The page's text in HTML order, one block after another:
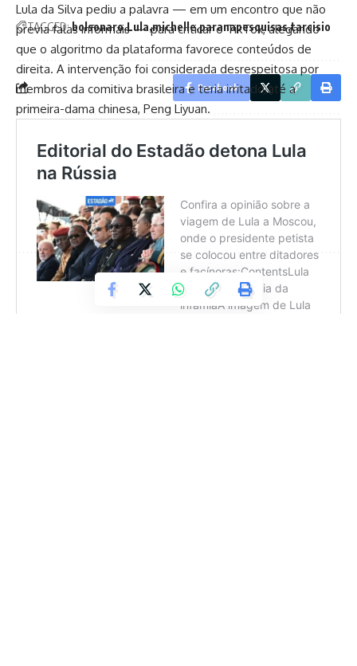
TAGGED: bolsonaro Lula michelle paranapesquisas tarcisio
Facebook
Jefferson Lemos
Política, trabalhou em veículos como O Fluminense, O Globo e O
São Gonçalo. Contato: jeffersonlemos@coisasdapolitica.com.br
Deixe um comentário
Lula da Silva pediu a palavra — em um encontro que não
previa falas informais — para criticar o TikTok, alegando
que o algoritmo da plataforma favorece conteúdos de
direita. A intervenção foi considerada desrespeitosa por
membros da comitiva brasileira e teria irritado até a
primeira-dama chinesa, Peng Liyuan.